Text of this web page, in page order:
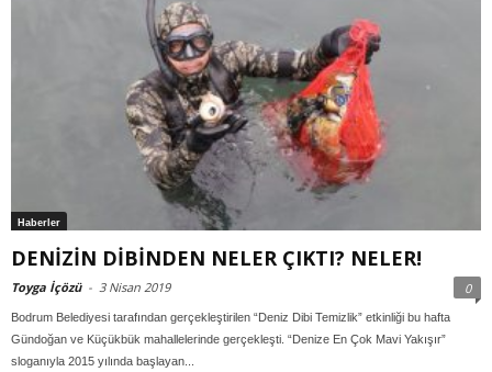
Haberler
DENİZİN DİBİNDEN NELER ÇIKTI? NELER!
Toyga İçözü - 3 Nisan 2019 0
Bodrum Belediyesi tarafından gerçekleştirilen “Deniz Dibi Temizlik” etkinliği bu hafta
Gündoğan ve Küçükbük mahallelerinde gerçekleşti. “Denize En Çok Mavi Yakışır”
sloganıyla 2015 yılında başlayan...